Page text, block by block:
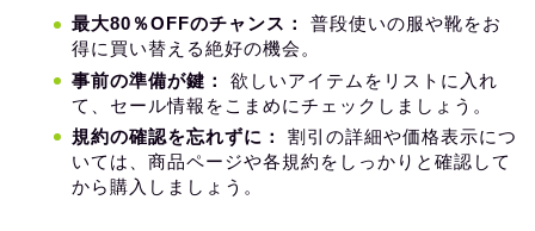
最大80％OFFのチャンス：
普段使いの服や靴をお
得に買い替える絶好の機会。
事前の準備が鍵：
欲しいアイテムをリストに入れ
て、セール情報をこまめにチェックしましょう。
規約の確認を忘れずに：
割引の詳細や価格表示につ
いては、商品ページや各規約をしっかりと確認して
から購入しましょう。